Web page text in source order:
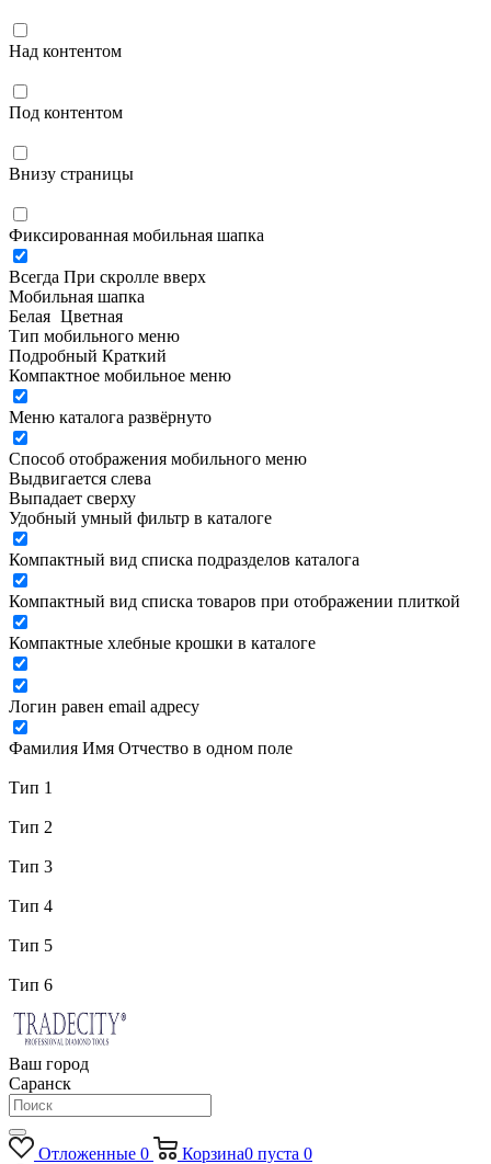
Над контентом
Под контентом
Внизу страницы
Фиксированная мобильная шапка
Всегда При скролле вверх
Мобильная шапка
Белая Цветная
Тип мобильного меню
Подробный Краткий
Компактное мобильное меню
Меню каталога развёрнуто
Способ отображения мобильного меню
Выдвигается слева
Выпадает сверху
Удобный умный фильтр в каталоге
Компактный вид списка подразделов каталога
Компактный вид списка товаров при отображении плиткой
Компактные хлебные крошки в каталоге
Логин равен email адресу
Фамилия Имя Отчество в одном поле
Тип 1
Тип 2
Тип 3
Тип 4
Тип 5
Тип 6
Ваш город
Саранск
Отложенные 0 Корзина0 пуста 0